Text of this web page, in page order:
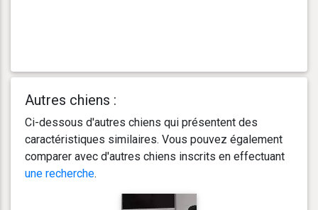
Autres chiens :
Ci-dessous d'autres chiens qui présentent des
caractéristiques similaires. Vous pouvez également
comparer avec d'autres chiens inscrits en effectuant
une recherche.